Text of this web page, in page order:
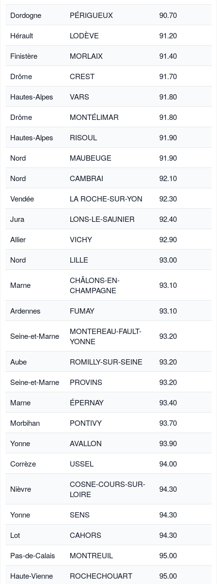
Dordogne PÉRIGUEUX
90.70
Hérault
LODÈVE
91.20
Finistère
MORLAIX
91.40
Drôme
CREST
91.70
Hautes-Alpes
VARS
91.80
Drôme
MONTÉLIMAR
91.80
Hautes-Alpes
RISOUL
91.90
Nord
MAUBEUGE
91.90
Nord
CAMBRAI
92.10
Vendée
LA ROCHE-SUR-YON
92.30
Jura
LONS-LE-SAUNIER
92.40
Allier
VICHY
92.90
Nord
LILLE 93.00
Marne
CHÂLONS-EN-
CHAMPAGNE
93.10
Ardennes FUMAY 93.10
Seine-et-Marne
MONTEREAU-FAULT-
YONNE
93.20
Aube ROMILLY-SUR-SEINE
93.20
Seine-et-Marne
PROVINS
93.20
Marne
ÉPERNAY
93.40
Morbihan
PONTIVY
93.70
Yonne
AVALLON
93.90
Corrèze
USSEL 94.00
Nièvre
COSNE-COURS-SUR-
LOIRE
94.30
Yonne SENS
94.30
Lot
CAHORS
94.30
Pas-de-Calais
MONTREUIL
95.00
Haute-Vienne
ROCHECHOUART 95.00